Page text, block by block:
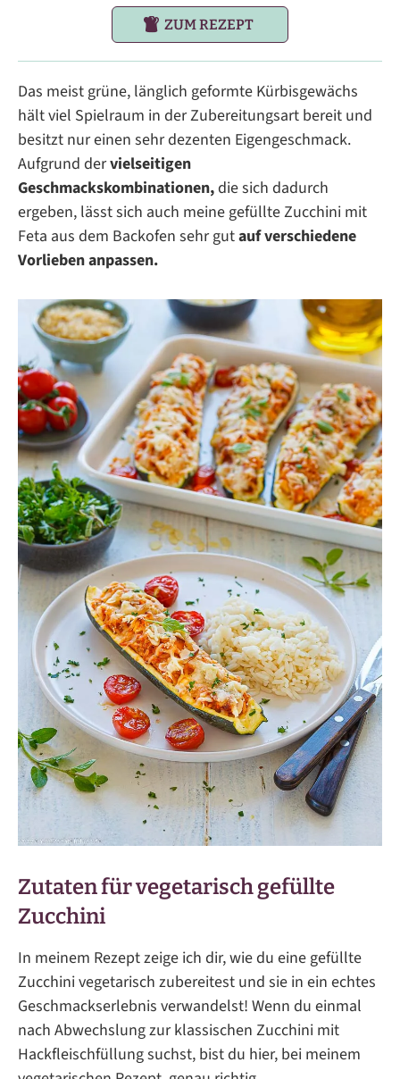
ZUM REZEPT
Das meist grüne, länglich geformte Kürbisgewächs
hält viel Spielraum in der Zubereitungsart bereit und
besitzt nur einen sehr dezenten Eigengeschmack.
Aufgrund dervielseitigen
Geschmackskombinationen,die sich dadurch
ergeben, lässt sich auch meine gefüllte Zucchini mit
Feta aus dem Backofen sehr gutauf verschiedene
Vorlieben anpassen.
Zutaten für vegetarisch gefüllte
Zucchini
In meinem Rezept zeige ich dir, wie du eine gefüllte
Zucchini vegetarisch zubereitest und sie in ein echtes
Geschmackserlebnis verwandelst! Wenn du einmal
nach Abwechslung zur klassischen Zucchini mit
Hackfleischfüllung suchst, bist du hier, bei meinem